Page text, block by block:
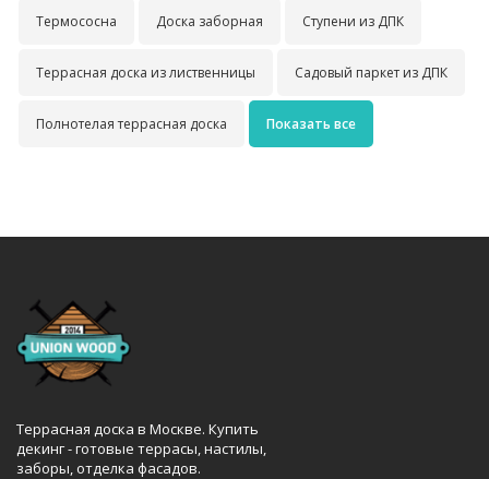
Термососна Доска заборная Ступени из ДПК
Террасная доска из лиственницы Садовый паркет из ДПК
Полнотелая террасная доска Показать все
Террасная доска в Москве. Купить
декинг - готовые террасы, настилы,
заборы, отделка фасадов.